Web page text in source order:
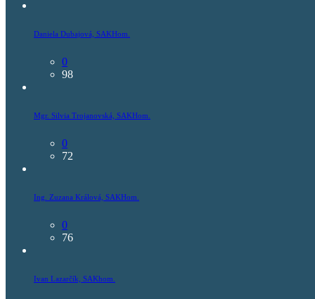
Daniela Dubajová, SAKHom.
0
98
Mgr. Silvia Trojanovská, SAKHom.
0
72
Ing. Zuzana Králová, SAKHom.
0
76
Ivan Lazarčík, SAKhom.